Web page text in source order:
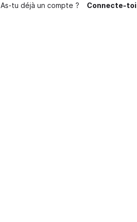
As-tu déjà un compte ? Connecte-toi